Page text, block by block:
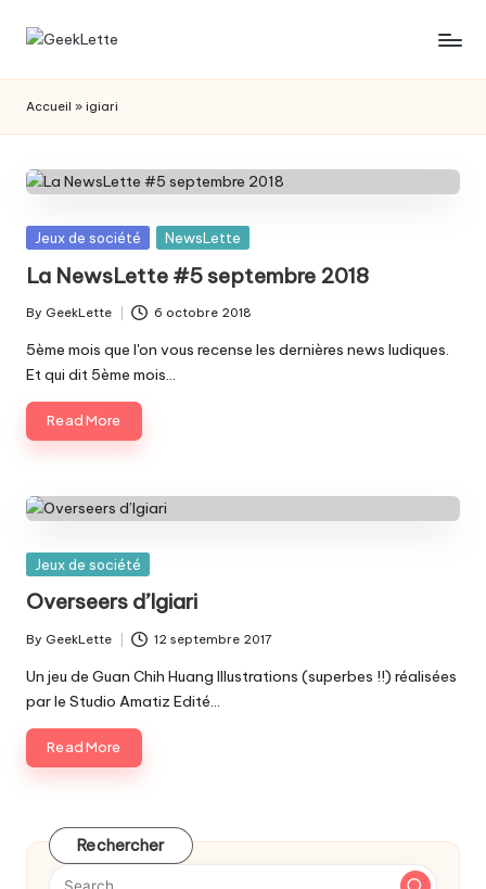
Skip
G
e
e
k
L
e
t
t
e
les
de
société
Accueil » igiari
Posted
Jeux de société NewsLette
La NewsLette #5 septembre 2018
Posted
by
By GeekLette 6 octobre 2018
5ème mois que l'on vous recense les dernières news ludiques.
Et qui dit 5ème mois…
Read More
Posted
Jeux de société
Overseers d’Igiari
Posted
by
By GeekLette 12 septembre 2017
Un jeu de Guan Chih Huang Illustrations (superbes !!) réalisées
par le Studio Amatiz Edité…
Read More
Rechercher